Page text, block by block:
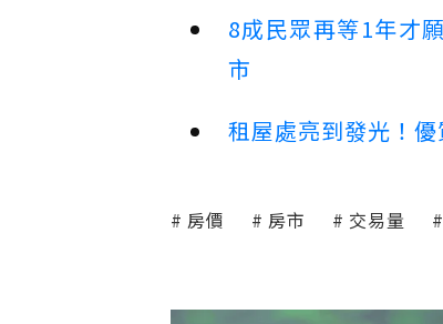
8成民眾再等1年才
市
租屋處亮到發光！
房價 房市 交易量